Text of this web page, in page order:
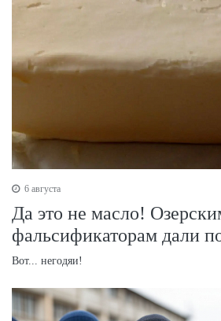
6 августа
Да это не масло!
фальсификаторам дали
Вот... негодяи!